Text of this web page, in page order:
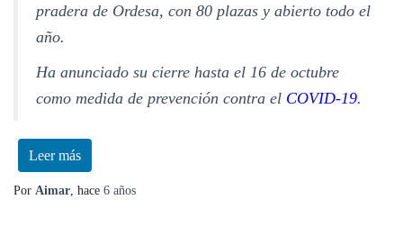
pradera de Ordesa, con 80 plazas y abierto todo el
año.
Ha anunciado su cierre hasta el 16 de octubre
como medida de prevención contra el COVID-19.
Leer más
Por Aimar , hace 6 años